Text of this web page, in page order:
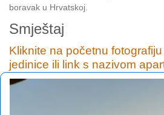
boravak u Hrvatskoj.
Smještaj
Kliknite na početnu
jedinice ili link s nazivom